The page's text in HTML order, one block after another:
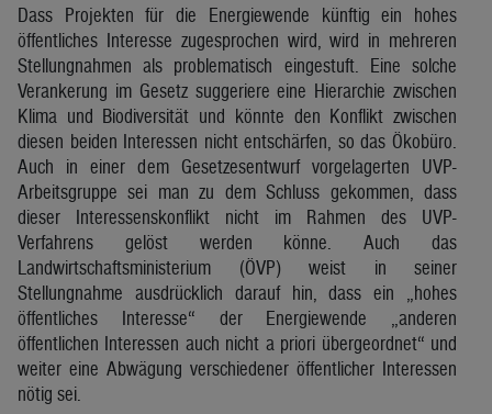
Dass Projekten für die Energiewende künftig ein hohes
öffentliches Interesse zugesprochen wird, wird in mehreren
Stellungnahmen als problematisch eingestuft. Eine solche
Verankerung im Gesetz suggeriere eine Hierarchie zwischen
Klima und Biodiversität und könnte den Konflikt zwischen
diesen beiden Interessen nicht entschärfen, so das Ökobüro.
Auch in einer dem Gesetzesentwurf vorgelagerten UVP-
Arbeitsgruppe sei man zu dem Schluss gekommen, dass
dieser Interessenskonflikt nicht im Rahmen des UVP-
Verfahrens gelöst werden könne. Auch das
Landwirtschaftsministerium (ÖVP) weist in seiner
Stellungnahme ausdrücklich darauf hin, dass ein „hohes
öffentliches Interesse“ der Energiewende „anderen
öffentlichen Interessen auch nicht a priori übergeordnet“ und
weiter eine Abwägung verschiedener öffentlicher Interessen
nötig sei.